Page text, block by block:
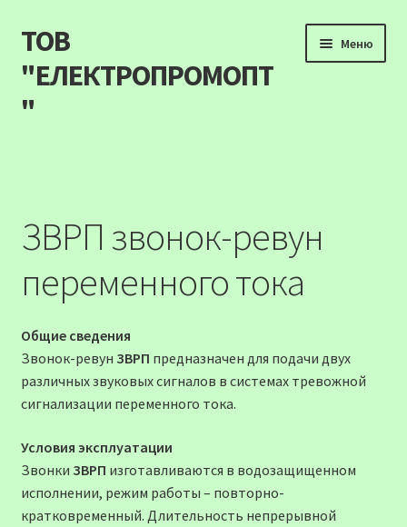
Перейти
до
навігації
Перейти
до
вмісту
ТОВ
"ЕЛЕКТРОПРОМОПТ
"
Меню
Прайс
Контакти
Про компанію
Карта сайту
ЗВРП звонок-ревун
переменного тока
Общие сведения
Звонок-ревун ЗВРП предназначен для подачи двух
различных звуковых сигналов в системах тревожной
сигнализации переменного тока.
Условия эксплуатации
Звонки ЗВРП изготавливаются в водозащищенном
исполнении, режим работы – повторно-
кратковременный. Длительность непрерывной